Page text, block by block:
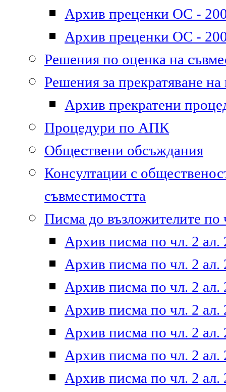
Архив преценки ОС -
Архив преценки ОС -
Решения по оценка на
Решения за прекратяване
Архив прекратени
Процедури по АПК
Обществени обсъждания
Консултации с
съвместимостта
Писма до възложителите по
Архив писма по чл. 2 ал.
Архив писма по чл. 2 ал.
Архив писма по чл. 2 ал.
Архив писма по чл. 2 ал.
Архив писма по чл. 2 ал.
Архив писма по чл. 2 ал.
Архив писма по чл. 2 ал.